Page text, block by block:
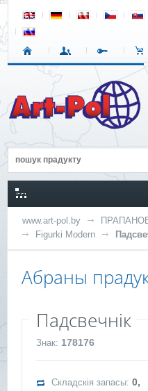
www.art-pol.by
Figurki Modern
Абраны
Падсвечнік
Знак: 178176
Складскія запасы:0,